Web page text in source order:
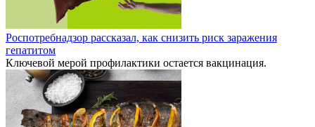
Роспотребнадзор рассказал, как снизить риск заражения
гепатитом
Ключевой мерой профилактики остается вакцинация.